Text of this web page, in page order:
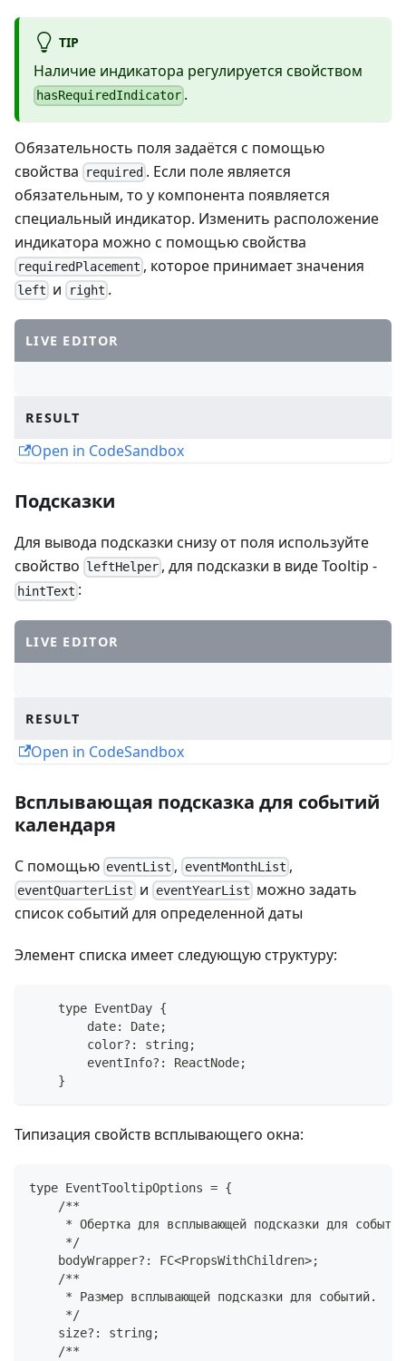
TIP
Наличие индикатора регулируется свойством
hasRequiredIndicator .
Обязательность поля задаётся с помощью
свойства
required . Если поле является
обязательным, то у компонента появляется
специальный индикатор. Изменить расположение
индикатора можно с помощью свойства
requiredPlacement , которое принимает значения
left и right .
LIVE EDITOR
RESULT
Open in CodeSandbox
Подсказки
Для вывода подсказки снизу от поля используйте
свойство leftHelper , для подсказки в виде Tooltip -
hintText :
LIVE EDITOR
RESULT
Open in CodeSandbox
Всплывающая подсказка для событий
календаря
С помощью eventList , eventMonthList ,
eventQuarterList и eventYearList можно задать
список событий для определенной даты
Элемент списка имеет следующую структуру:
    type EventDay {
        date: Date;
        color?: string;
        eventInfo?: ReactNode;
    }
Типизация свойств всплывающего окна:
type EventTooltipOptions = {
    /**
* Обертка для всплывающей подсказки для
     */
    bodyWrapper?: FC<PropsWithChildren>;
    /**
     * Размер всплывающей подсказки для событий.
     */
    size?: string;
    /**